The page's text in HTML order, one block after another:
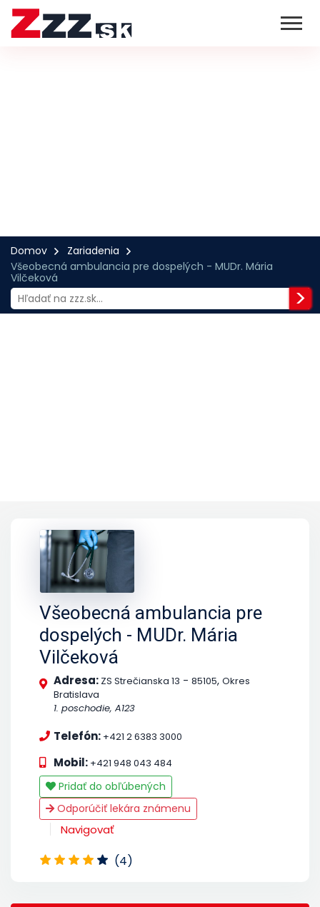
Domov
Zariadenia
Všeobecná ambulancia pre dospelých - MUDr. Mária
Vilčeková
Všeobecná ambulancia pre
dospelých - MUDr. Mária
Vilčeková
Adresa: ZS Strečianska 13 - 85105, Okres
Bratislava
1. poschodie, A123
Telefón: +421 2 6383 3000
Mobil: +421 948 043 484
Pridať do obľúbených
Odporúčiť lekára známenu
Navigovať
(4)